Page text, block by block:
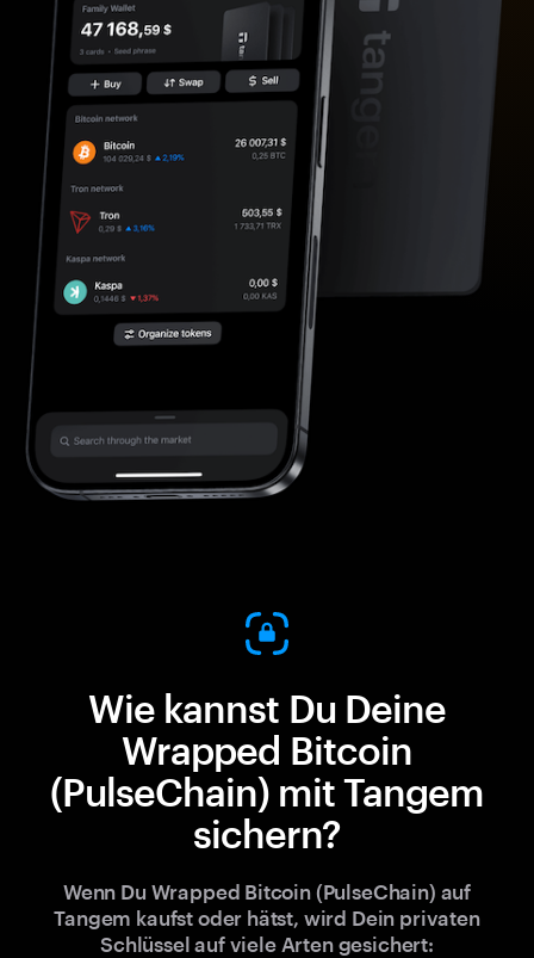
Wie kannst Du Deine
Wrapped Bitcoin
(PulseChain) mit Tangem
sichern?
Wenn Du Wrapped Bitcoin (PulseChain) auf
Tangem kaufst oder hätst, wird Dein privaten
Schlüssel auf viele Arten gesichert: